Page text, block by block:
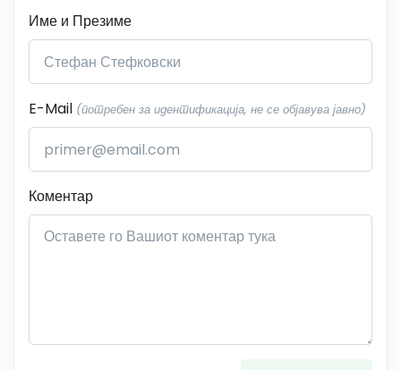
Име и Презиме
E-Mail (потребен за идентификација, не се објавува јавно)
Коментар